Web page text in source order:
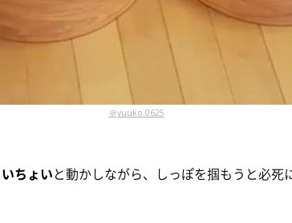
＠yuuko.0625
ちょいと動かしながら、しっぽを掴もうと必